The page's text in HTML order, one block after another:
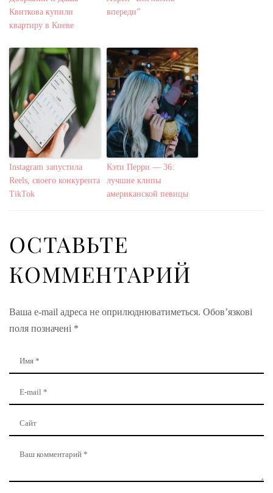
Квиткова купили
квартиру в Киеве
впереди”
Instagram запустила
Reels, своего конкурента
TikTok
Кэти Перри — 36:
лучшие клипы
американской певицы
ОСТАВЬТЕ
КОММЕНТАРИЙ
Ваша e-mail адреса не оприлюднюватиметься. Обов’язкові
поля позначені *